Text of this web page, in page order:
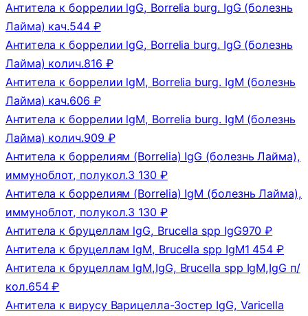
Антитела к боррелии lgG, Borrelia burg. IgG (болезнь
Лайма) кач.544 ₽
Антитела к боррелии lgG, Borrelia burg. IgG (болезнь
Лайма) колич.816 ₽
Антитела к боррелии lgM, Borrelia burg. IgM (болезнь
Лайма) кач.606 ₽
Антитела к боррелии lgM, Borrelia burg. IgM (болезнь
Лайма) колич.909 ₽
Антитела к боррелиям (Borrelia) IgG (болезнь Лайма),
иммуноблот, полукол.3 130 ₽
Антитела к боррелиям (Borrelia) IgM (болезнь Лайма),
иммуноблот, полукол.3 130 ₽
Антитела к бруцеллам lgG, Brucella spp IgG970 ₽
Антитела к бруцеллам lgM, Brucella spp IgM1 454 ₽
Антитела к бруцеллам lgM,IgG, Brucella spp IgM,IgG п/
кол.654 ₽
Антитела к вирусу Варицелла-Зостер IgG, Varicella